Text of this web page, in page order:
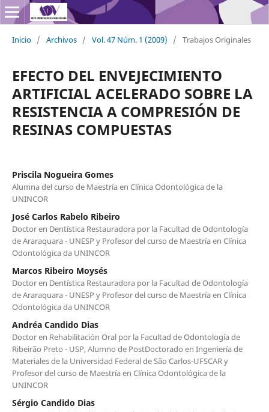
Inicio / Archivos / Vol. 47 Núm. 1 (2009) / Trabajos Originales
EFECTO DEL ENVEJECIMIENTO
ARTIFICIAL ACELERADO SOBRE LA
RESISTENCIA A COMPRESIÓN DE
RESINAS COMPUESTAS
Priscila Nogueira Gomes
Alumna del curso de Maestría en Clínica Odontológica de la
UNINCOR
José Carlos Rabelo Ribeiro
Doctor en Dentística Restauradora por la Facultad de Odontología
de Araraquara - UNESP y Profesor del curso de Maestría en Clínica
Odontológica da UNINCOR
Marcos Ribeiro Moysés
Doctor en Dentística Restauradora por la Facultad de Odontología
de Araraquara - UNESP y Profesor del curso de Maestría en Clínica
Odontológica da UNINCOR
Andréa Candido Dias
Doctor en Rehabilitación Oral por la Facultad de Odontología de
Ribeirão Preto - USP, Alumno de PostDoctorado en Ingeniería de
Materiales de la Universidad Federal de São Carlos-UFSCAR y
Profesor del curso de Maestría en Clínica Odontológica de la
UNINCOR
Sérgio Candido Dias